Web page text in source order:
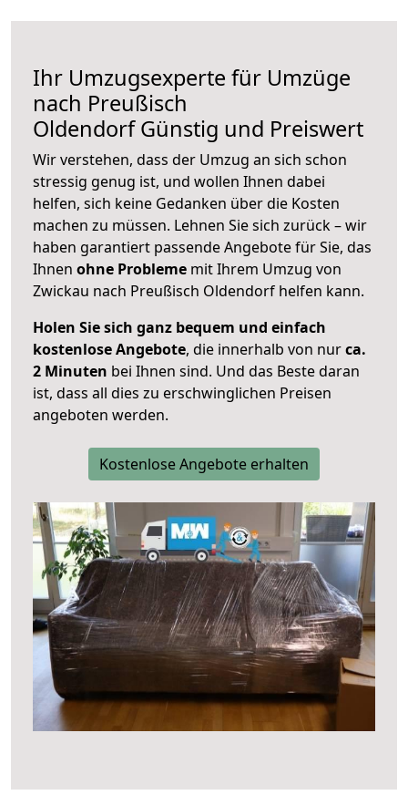
Ihr Umzugsexperte für Umzüge
nach Preußisch
OldendorfGünstig und Preiswert
Wir verstehen, dass der Umzug an sich schon
stressig genug ist, und wollen Ihnen dabei
helfen, sich keine Gedanken über die Kosten
machen zu müssen. Lehnen Sie sich zurück – wir
haben garantiert passende Angebote für Sie, das
Ihnen ohne Probleme mit Ihrem Umzug von
Zwickau nach Preußisch Oldendorf helfen kann.
Holen Sie sich ganz bequem und einfach
kostenlose Angebote, die innerhalb von nurca.
2 Minuten bei Ihnen sind. Und das Beste daran
ist, dass all dies zu erschwinglichen Preisen
angeboten werden.
Kostenlose Angebote erhalten